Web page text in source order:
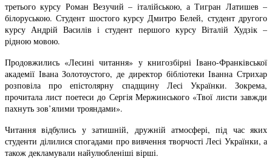
третього курсу Роман Везучий – італійською, а Тигран Латишев –
білоруською. Студент шостого курсу Дмитро Белей, студент другого
курсу Андрій Василів і студент першого курсу Віталій Худзік –
рідною мовою.
Продовжились «Лесині читання» у книгозбірні Івано-Франківської
академії Івана Золотоустого, де директор бібліотеки Іванна Стрихар
розповіла про епістолярну спадщину Лесі Українки. Зокрема,
прочитала лист поетеси до Сергія Мержинського «Твої листи завжди
пахнуть зов’ялими трояндами».
Читання відбулись у затишній, дружній атмосфері, під час яких
студенти ділилися спогадами про вивчення творчості Лесі Українки, а
також декламували найулюбленіші вірші.